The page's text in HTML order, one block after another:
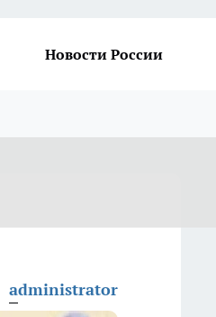
Новости России
administrator